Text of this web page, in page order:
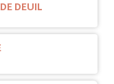
DEUIL